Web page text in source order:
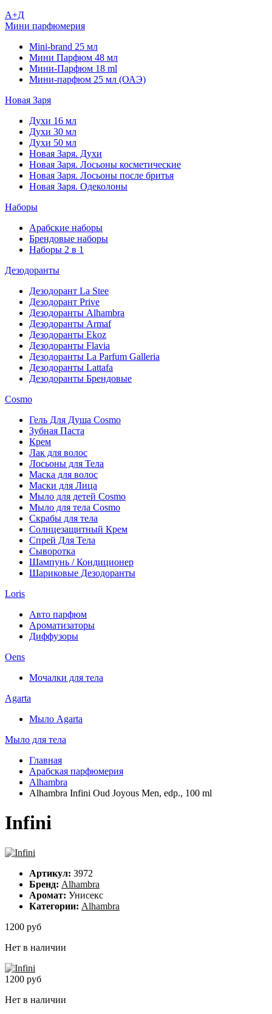
А+Д
Мини парфюмерия
Mini-brand 25 мл
Мини Парфюм 48 мл
Мини-Парфюм 18 ml
Мини-парфюм 25 мл (ОАЭ)
Новая Заря
Духи 16 мл
Духи 30 мл
Духи 50 мл
Новая Заря. Духи
Новая Заря. Лосьоны косметические
Новая Заря. Лосьоны после бритья
Новая Заря. Одеколоны
Наборы
Арабские наборы
Брендовые наборы
Наборы 2 в 1
Дезодоранты
Дезодорант La Stee
Дезодорант Prive
Дезодоранты Alhambra
Дезодоранты Armaf
Дезодоранты Ekoz
Дезодоранты Flavia
Дезодоранты La Parfum Galleria
Дезодоранты Lattafa
Дезодоранты Брендовые
Cosmo
Гель Для Душа Cosmo
Зубная Паста
Крем
Лак для волос
Лосьоны для Тела
Маска для волос
Маски для Лица
Мыло для детей Cosmo
Мыло для тела Cosmo
Скрабы для тела
Солнцезащитный Крем
Спрей Для Тела
Сыворотка
Шампунь / Кондиционер
Шариковые Дезодоранты
Loris
Авто парфюм
Ароматизаторы
Диффузоры
Oens
Мочалки для тела
Agarta
Мыло Agarta
Мыло для тела
Главная
Арабская парфюмерия
Alhambra
Alhambra Infini Oud Joyous Men, edp., 100 ml
Infini
Артикул: 3972
Бренд: Alhambra
Аромат: Унисекс
Категории: Alhambra
1200 руб
Нет в наличии
1200 руб
Нет в наличии